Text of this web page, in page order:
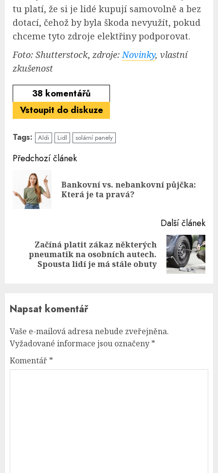
tu platí, že si je lidé kupují samovolně a bez
dotací, čehož by byla škoda nevyužít, pokud
chceme tyto zdroje elektřiny podporovat.
Foto: Shutterstock, zdroje: Novinky, vlastní
zkušenost
38 komentářů
Vstoupit do diskuze
Tags: Aldi Lidl solární panely
Continue
Reading
Předchozí článek
Bankovní vs. nebankovní půjčka:
Která je ta pravá?
Další článek
Next
Začíná platit zákaz některých
pneumatik na osobních autech.
Spousta lidí je má stále obuty
Napsat komentář
Vaše e-mailová adresa nebude zveřejněna.
Vyžadované informace jsou označeny *
Komentář *